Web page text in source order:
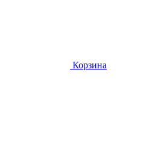
Корзина